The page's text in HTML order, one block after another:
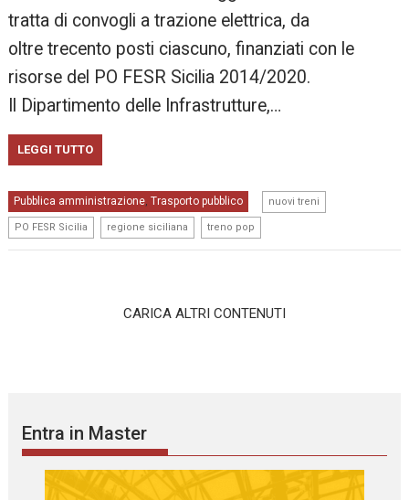
tratta di convogli a trazione elettrica, da
oltre trecento posti ciascuno, finanziati con le
risorse del PO FESR Sicilia 2014/2020.
Il Dipartimento delle Infrastrutture,…
LEGGI TUTTO
Pubblica amministrazione,Trasporto pubblico nuovi treni
PO FESR Sicilia regione siciliana treno pop
CARICA ALTRI CONTENUTI
Entra in Master